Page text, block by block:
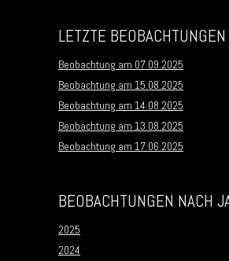
LETZTE BEOBACHTUNGEN
Beobachtung am 07.09.2025
Beobachtung am 15.08.2025
Beobachtung am 14.08.2025
Beobachtung am 13.08.2025
Beobachtung am 17.06.2025
BEOBACHTUNGEN NACH
2025
2024